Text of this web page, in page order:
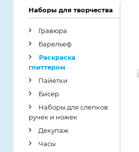
банка
Пластиковый
контейнер
Полиэтиленовая
пленка
Сетка
Сумка
Металл
ПВХ
Пенопласт
Пластик
Тарпаулин
Наборы для творчества
Гравюра
Барельеф
Раскраска
глиттером
Пайетки
Бисер
Наборы для слепков
ручек и ножек
Декупаж
Часы